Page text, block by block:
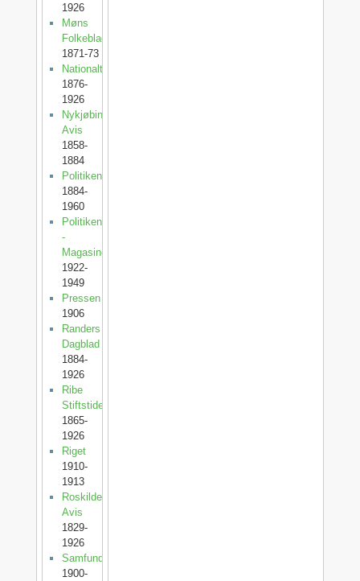
1926
Møns
Folkeblad
1871-73
Nationaltidende
1876-
1926
Nykjøbing
Avis
1858-
1884
Politiken
1884-
1960
Politiken
-
Magasinet
1922-
1949
Pressen
1906
Randers
Dagblad
1884-
1926
Ribe
Stiftstidende
1865-
1926
Riget
1910-
1913
Roskilde
Avis
1829-
1926
Samfundet
1900-